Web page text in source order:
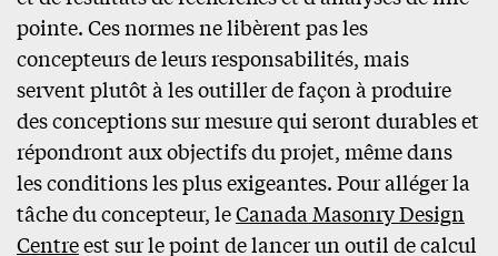
pointe. Ces normes ne libèrent pas les
concepteurs de leurs responsabilités, mais
servent plutôt à les outiller de façon à produire
des conceptions sur mesure qui seront durables et
répondront aux objectifs du projet, même dans
les conditions les plus exigeantes. Pour alléger la
tâche du concepteur, leCanada Masonry Design
Centreest sur le point de lancer un outil de calcul